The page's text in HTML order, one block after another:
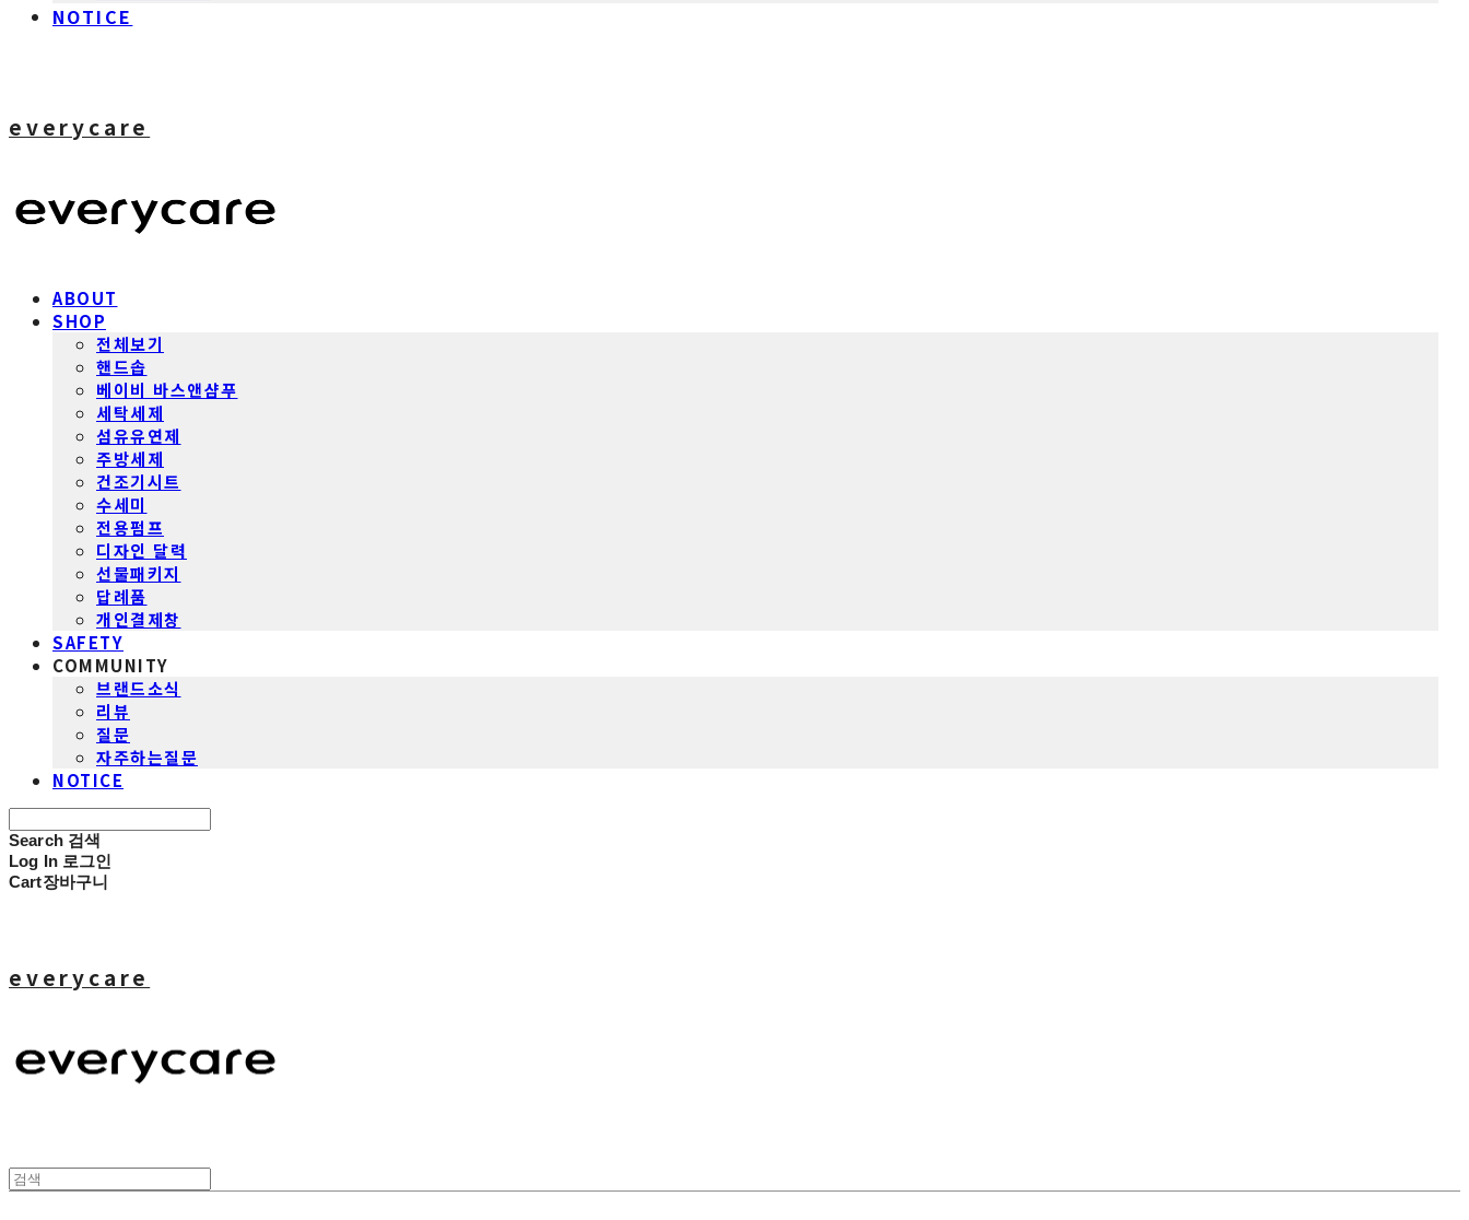
NOTICE
everycare
ABOUT
SHOP
전체보기
핸드솝
베이비 바스앤샴푸
세탁세제
섬유유연제
주방세제
건조기시트
수세미
전용펌프
디자인 달력
선물패키지
답례품
개인결제창
SAFETY
COMMUNITY
브랜드소식
리뷰
질문
자주하는질문
NOTICE
Search 검색
Log In 로그인
Cart장바구니
everycare